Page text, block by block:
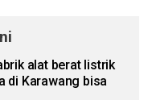
alat berat listrik
di Karawang bisa